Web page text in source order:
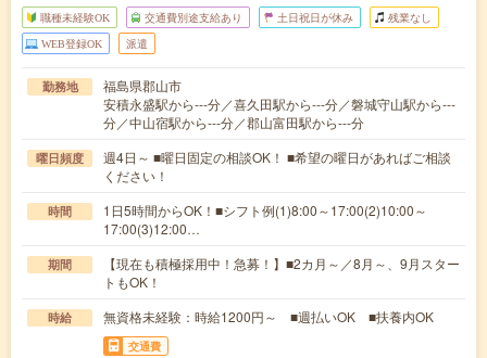
職種未経験OK 交通費別途支給あり 土日祝日が休み 残業なし
WEB登録OK 派遣
勤務地
福島県郡山市
安積永盛駅から---分／喜久田駅から---分／磐城守山駅から---
分／中山宿駅から---分／郡山富田駅から---分
曜日頻度
週4日～ ■曜日固定の相談OK！ ■希望の曜日があればご相談
ください！
時間
1日5時間からOK！■シフト例(1)8:00～17:00(2)10:00～
17:00(3)12:00…
期間
【現在も積極採用中！急募！】■2カ月～／8月～、9月スター
トもOK！
時給 無資格未経験：時給1200円～ ■週払いOK ■扶養内OK
交通費